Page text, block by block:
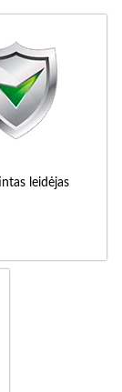
leidėjas